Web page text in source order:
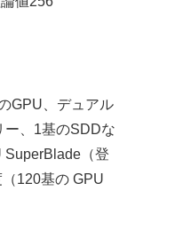
GPU、デュアル
ー、1基のSDDな
SuperBlade（登
120基の GPU